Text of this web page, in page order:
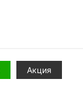
Акция